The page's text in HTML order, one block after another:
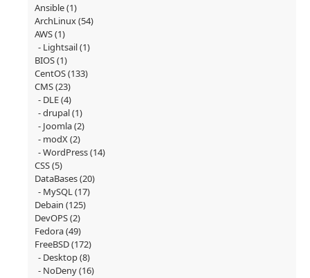
Ansible(1)
ArchLinux(54)
AWS(1)
Lightsail(1)
BIOS(1)
CentOS(133)
CMS(23)
DLE(4)
drupal(1)
Joomla(2)
modX (2)
WordPress(14)
CSS(5)
DataBases(20)
MySQL (17)
Debain (125)
DevOPS(2)
Fedora(49)
FreeBSD(172)
Desktop(8)
NoDeny(16)